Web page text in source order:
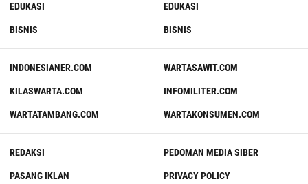
EDUKASI
BISNIS
EDUKASI
BISNIS
INDONESIANER.COM
KILASWARTA.COM
WARTATAMBANG.COM
WARTASAWIT.COM
INFOMILITER.COM
WARTAKONSUMEN.COM
REDAKSI
PASANG IKLAN
PEDOMAN MEDIA SIBER
PRIVACY POLICY